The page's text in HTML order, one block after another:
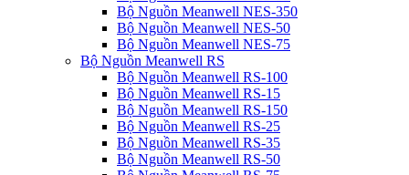
Bộ Nguồn Meanwell NES-350
Bộ Nguồn Meanwell NES-50
Bộ Nguồn Meanwell NES-75
Bộ Nguồn Meanwell RS
Bộ Nguồn Meanwell RS-100
Bộ Nguồn Meanwell RS-15
Bộ Nguồn Meanwell RS-150
Bộ Nguồn Meanwell RS-25
Bộ Nguồn Meanwell RS-35
Bộ Nguồn Meanwell RS-50